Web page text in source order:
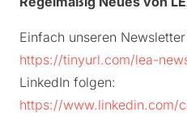
Einfach unseren
https://tinyurl.com/lea-
LinkedIn folgen:
https://www.linkedin.com/